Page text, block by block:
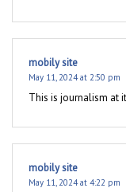
mobily site
May 11, 2024 at 2:50 pm
This is journalism at
mobily site
May 11, 2024 at 4:22 pm